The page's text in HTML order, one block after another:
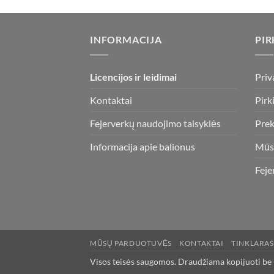
INFORMACIJA
Licencijos ir leidimai
Kontaktai
Fejerverkų naudojimo taisyklės
Informacija apie balionus
MŪSŲ PARDUOTUVĖS KONTAKTAI
Visos teisės saugomos. Draudžiama kopijuoti